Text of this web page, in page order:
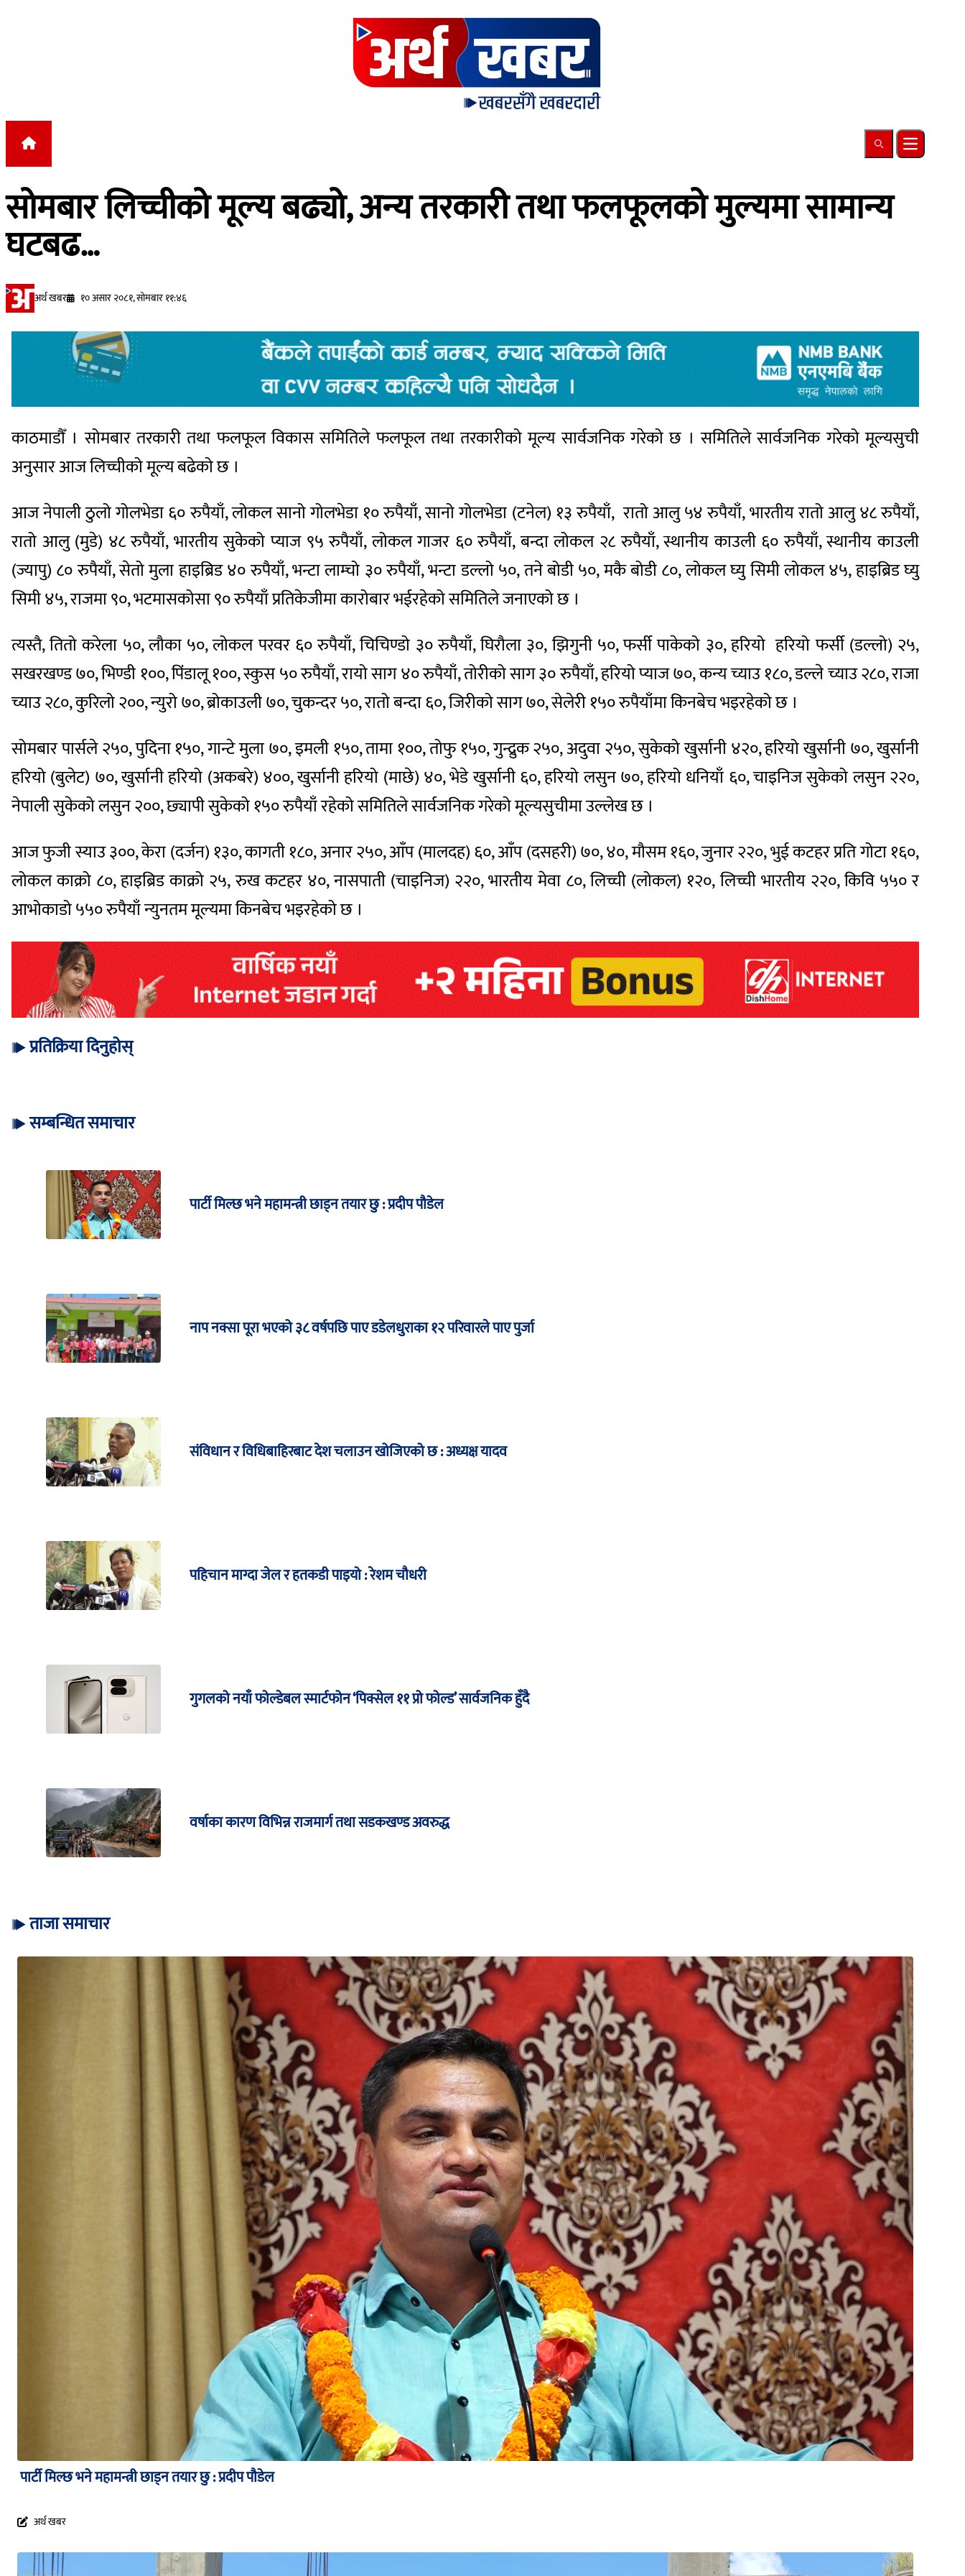
SearchOpen main
सोमबार लिच्चीको मूल्य बढ्यो, अन्य तरकारी तथा फलफूलको मुल्यमा सामान्य
घटबढ…
अर्थ खबर १० असार २०८१, सोमबार ११:४६
काठमाडौँ । सोमबार तरकारी तथा फलफूल विकास समितिले फलफूल तथा तरकारीको मूल्य सार्वजनिक गरेको छ । समितिले सार्वजनिक गरेको मूल्यसुची
अनुसार आज लिच्चीको मूल्य बढेको छ ।
आज नेपाली ठुलो गोलभेडा ६० रुपैयाँ, लोकल सानो गोलभेडा १० रुपैयाँ, सानो गोलभेडा (टनेल) १३ रुपैयाँ, रातो आलु ५४ रुपैयाँ, भारतीय रातो आलु ४८ रुपैयाँ,
रातो आलु (मुडे) ४८ रुपैयाँ, भारतीय सुकेको प्याज ९५ रुपैयाँ, लोकल गाजर ६० रुपैयाँ, बन्दा लोकल २८ रुपैयाँ, स्थानीय काउली ६० रुपैयाँ, स्थानीय काउली
(ज्यापु) ८० रुपैयाँ, सेतो मुला हाइब्रिड ४० रुपैयाँ, भन्टा लाम्चो ३० रुपैयाँ, भन्टा डल्लो ५०, तने बोडी ५०, मकै बोडी ८०, लोकल घ्यु सिमी लोकल ४५, हाइब्रिड घ्यु
सिमी ४५, राजमा ९०, भटमासकोसा ९० रुपैयाँ प्रतिकेजीमा कारोबार भईरहेको समितिले जनाएको छ ।
त्यस्तै, तितो करेला ५०, लौका ५०, लोकल परवर ६० रुपैयाँ, चिचिण्डो ३० रुपैयाँ, घिरौला ३०, झिगुनी ५०, फर्सी पाकेको ३०, हरियो हरियो फर्सी (डल्लो) २५,
सखरखण्ड ७०, भिण्डी १००, पिंडालू १००, स्कुस ५० रुपैयाँ, रायो साग ४० रुपैयाँ, तोरीको साग ३० रुपैयाँ, हरियो प्याज ७०, कन्य च्याउ १८०, डल्ले च्याउ २८०, राजा
च्याउ २८०, कुरिलो २००, न्युरो ७०, ब्रोकाउली ७०, चुकन्दर ५०, रातो बन्दा ६०, जिरीको साग ७०, सेलेरी १५० रुपैयाँमा किनबेच भइरहेको छ ।
सोमबार पार्सले २५०, पुदिना १५०, गान्टे मुला ७०, इमली १५०, तामा १००, तोफु १५०, गुन्द्रुक २५०, अदुवा २५०, सुकेको खुर्सानी ४२०, हरियो खुर्सानी ७०, खुर्सानी
हरियो (बुलेट) ७०, खुर्सानी हरियो (अकबरे) ४००, खुर्सानी हरियो (माछे) ४०, भेडे खुर्सानी ६०, हरियो लसुन ७०, हरियो धनियाँ ६०, चाइनिज सुकेको लसुन २२०,
नेपाली सुकेको लसुन २००, छ्यापी सुकेको १५० रुपैयाँ रहेको समितिले सार्वजनिक गरेको मूल्यसुचीमा उल्लेख छ ।
आज फुजी स्याउ ३००, केरा (दर्जन) १३०, कागती १८०, अनार २५०, आँप (मालदह) ६०, आँप (दसहरी) ७०, ४०, मौसम १६०, जुनार २२०, भुई कटहर प्रति गोटा १६०,
लोकल काक्रो ८०, हाइब्रिड काक्रो २५, रुख कटहर ४०, नासपाती (चाइनिज) २२०, भारतीय मेवा ८०, लिच्ची (लोकल) १२०, लिच्ची भारतीय २२०, किवि ५५० र
आभोकाडो ५५० रुपैयाँ न्युनतम मूल्यमा किनबेच भइरहेको छ ।
प्रतिक्रिया दिनुहोस्
सम्बन्धित समाचार
पार्टी मिल्छ भने महामन्त्री छाड्न तयार छु : प्रदीप पौडेल
नाप नक्सा पूरा भएको ३८ वर्षपछि पाए डडेलधुराका १२ परिवारले पाए पुर्जा
संविधान र विधिबाहिरबाट देश चलाउन खोजिएको छ : अध्यक्ष यादव
पहिचान माग्दा जेल र हतकडी पाइयो : रेशम चौधरी
गुगलको नयाँ फोल्डेबल स्मार्टफोन ‘पिक्सेल ११ प्रो फोल्ड’ सार्वजनिक हुँदै
वर्षाका कारण विभिन्न राजमार्ग तथा सडकखण्ड अवरुद्ध
ताजा समाचार
पार्टी मिल्छ भने महामन्त्री छाड्न तयार छु : प्रदीप पौडेल
अर्थ खबर